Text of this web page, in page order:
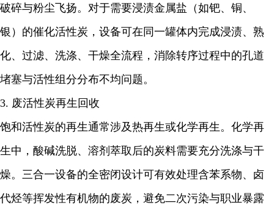
破碎与粉尘飞扬。对于需要浸渍金属盐（如钯、铜、
银）的催化活性炭，设备可在同一罐体内完成浸渍、熟
化、过滤、洗涤、干燥全流程，消除转序过程中的孔道
堵塞与活性组分分布不均问题。
3. 废活性炭再生回收
饱和活性炭的再生通常涉及热再生或化学再生。化学再
生中，酸碱洗脱、溶剂萃取后的炭料需要充分洗涤与干
燥。三合一设备的全密闭设计可有效处理含苯系物、卤
代烃等挥发性有机物的废炭，避免二次污染与职业暴露